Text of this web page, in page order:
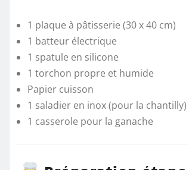
1 plaque à pâtisserie (30 x 40 cm)
1 batteur électrique
1 spatule en silicone
1 torchon propre et humide
Papier cuisson
1 saladier en inox (pour la chantilly)
1 casserole pour la ganache